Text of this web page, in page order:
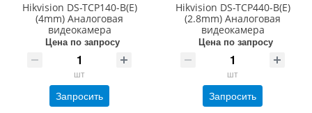
Hikvision DS-TCP140-B(E)
(4mm) Аналоговая
видеокамера
Цена по запросу
шт
Запросить
Hikvision DS-TCP440-B(E)
(2.8mm) Аналоговая
видеокамера
Цена по запросу
шт
Запросить